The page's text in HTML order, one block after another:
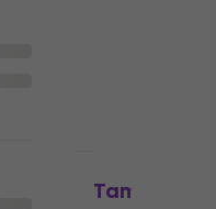
Tama